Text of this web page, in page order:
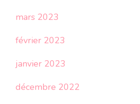
mars 2023
février 2023
janvier 2023
décembre 2022